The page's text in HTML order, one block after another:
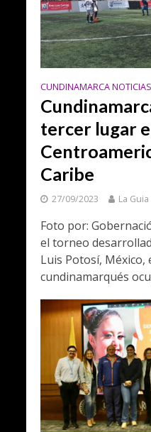
CUNDINAMARCA NOTICIAS
tercer lugar
Caribe
27/09/2023 La
Foto por:
el torneo
Luis Potosí, México,
cundinamarqués